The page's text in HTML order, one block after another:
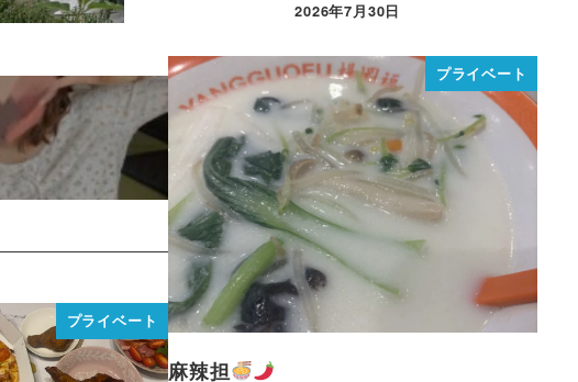
プライベート
2026年7月30日
プライベート
麻辣担